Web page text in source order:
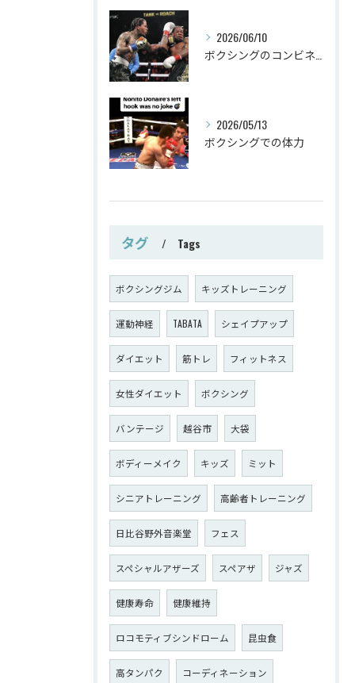
2026/06/10
2026/05/13
ボクシングでの体力
タグ Tags
ボクシングジム キッズトレーニング
運動神経 TABATA シェイプアップ
ダイエット 筋トレ フィットネス
女性ダイエット ボクシング
バンテージ 越谷市 大袋
ボディーメイク キッズ ミット
シニアトレーニング 高齢者トレーニング
日比谷野外音楽堂 フェス
スペシャルアザーズ スペアザ ジャズ
健康寿命 健康維持
ロコモティブシンドローム 昆虫食
高タンパク コーディネーション